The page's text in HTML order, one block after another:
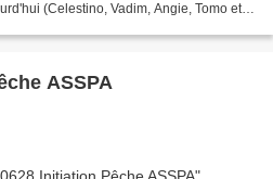
(Celestino, Vadim, Angie, Tomo et
ASSPA